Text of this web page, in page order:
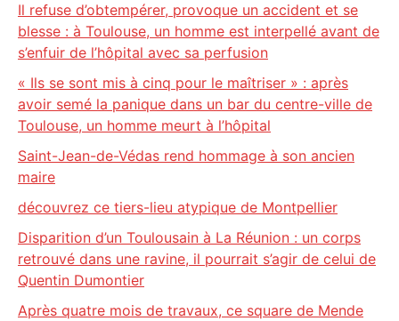
Il refuse d’obtempérer, provoque un accident et se
blesse : à Toulouse, un homme est interpellé avant de
s’enfuir de l’hôpital avec sa perfusion
« Ils se sont mis à cinq pour le maîtriser » : après
avoir semé la panique dans un bar du centre-ville de
Toulouse, un homme meurt à l’hôpital
Saint-Jean-de-Védas rend hommage à son ancien
maire
découvrez ce tiers-lieu atypique de Montpellier
Disparition d’un Toulousain à La Réunion : un corps
retrouvé dans une ravine, il pourrait s’agir de celui de
Quentin Dumontier
Après quatre mois de travaux, ce square de Mende